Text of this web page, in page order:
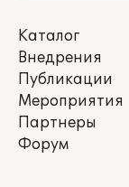
Каталог
Внедрения
Публикации
Мероприятия
Партнеры
Форум